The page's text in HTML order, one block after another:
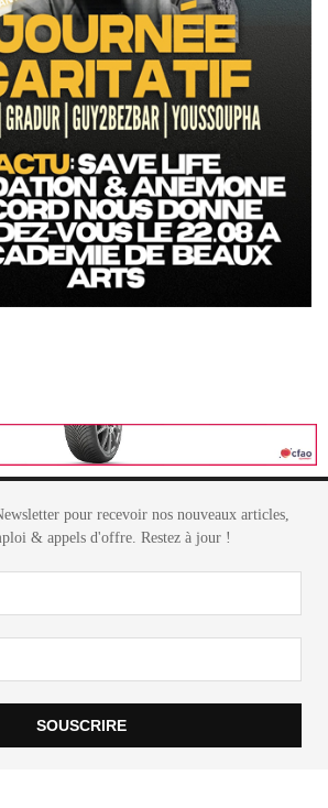
pour recevoir nos nouveaux articles,
& appels d'offre. Restez à jour !